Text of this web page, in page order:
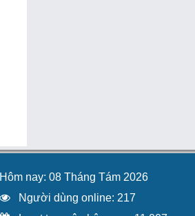
Hôm nay: 08 Tháng Tám 2026
Người dùng online: 217